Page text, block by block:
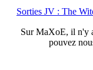
Sorties JV : The
SurMaXoE, il n'y
pouvez